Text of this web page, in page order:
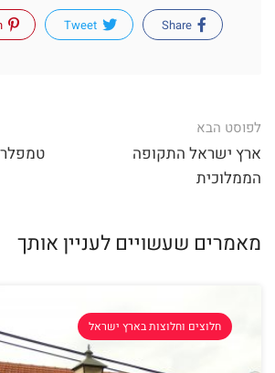
לפוסט הבא
ארץ ישראל התקופה
הממלוכית
מאמרים שעשויים לעניין אותך
חלוצים וחלוצות בארץ ישראל